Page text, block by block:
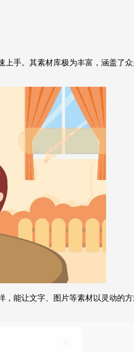
手。其素材库极为丰富，涵盖了众
能让文字、图片等素材以灵动的